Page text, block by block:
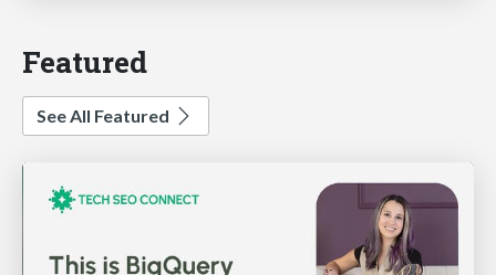
Featured
See All Featured